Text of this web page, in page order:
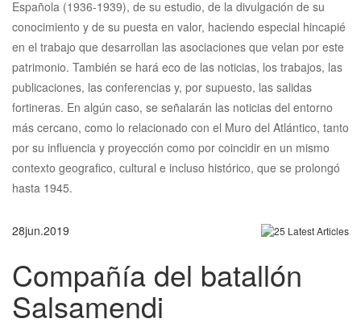
Española (1936-1939), de su estudio, de la divulgación de su
conocimiento y de su puesta en valor, haciendo especial hincapié
en el trabajo que desarrollan las asociaciones que velan por este
patrimonio. También se hará eco de las noticias, los trabajos, las
publicaciones, las conferencias y, por supuesto, las salidas
fortineras. En algún caso, se señalarán las noticias del entorno
más cercano, como lo relacionado con el Muro del Atlántico, tanto
por su influencia y proyección como por coincidir en un mismo
contexto geografico, cultural e incluso histórico, que se prolongó
hasta 1945.
28jun.2019
Compañía del batallón
Salsamendi